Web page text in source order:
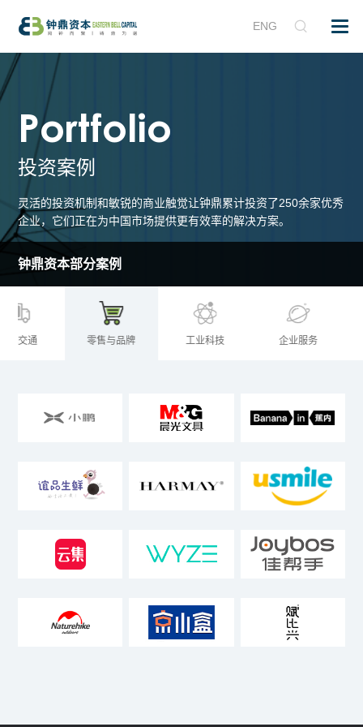
ENG
Portfolio
投资案例
灵活的投资机制和敏锐的商业触觉让钟鼎累计投资了250余家优秀
企业，它们正在为中国市场提供更有效率的解决方案。
钟鼎资本部分案例
流交通 零售与品牌 工业科技 企业服务